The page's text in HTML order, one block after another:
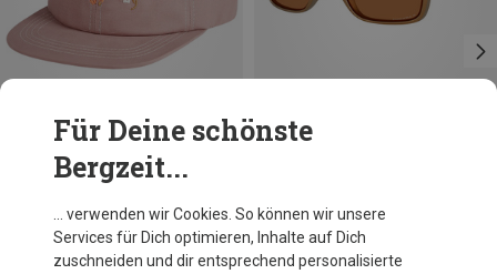
Rill Soft Cap
ONE SIZE
Oakley
Holbrook XL Sonnenbrille
201,95 €
Für Deine schönste
Bergzeit...
… verwenden wir Cookies. So können wir unsere
Services für Dich optimieren, Inhalte auf Dich
zuschneiden und dir entsprechend personalisierte